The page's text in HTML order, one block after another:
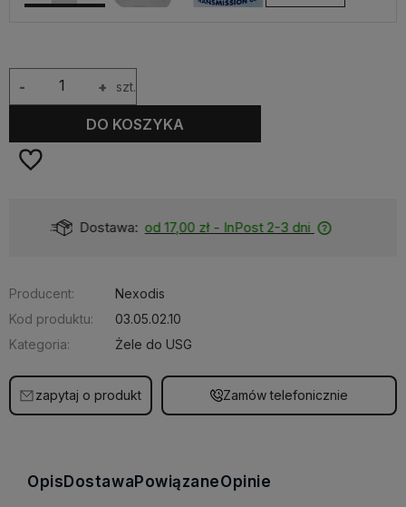
+
- szt.
DO KOSZYKA
Dostępność: Dostępny
Producent:
Nexodis
Kod produktu:
03.05.02.10
Kategoria:
Żele do USG
zapytaj o produkt Zamów telefonicznie
Opis Dostawa PowiązaneOpinie